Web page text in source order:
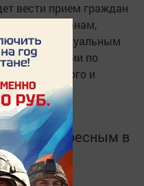
вести прием граждан
гражданам,
лиц, индивидуальным
консультации по
малого и
и интересным в